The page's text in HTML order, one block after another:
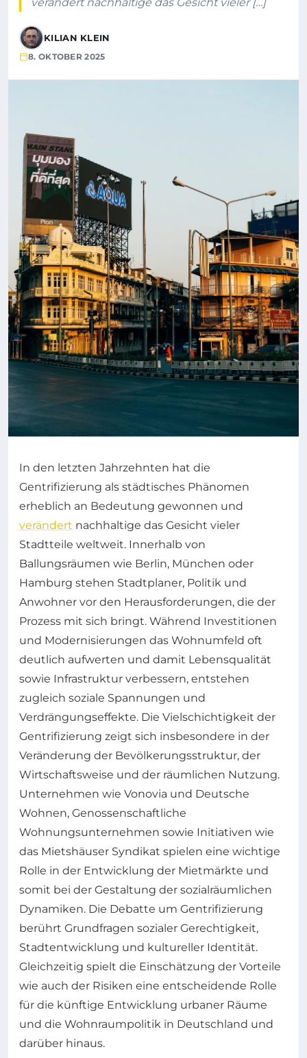
KILIAN KLEIN
8. OKTOBER 2025
In den letzten Jahrzehnten hat die
Gentrifizierung als städtisches Phänomen
erheblich an Bedeutung gewonnen und
verändert nachhaltige das Gesicht vieler
Stadtteile weltweit. Innerhalb von
Ballungsräumen wie Berlin, München oder
Hamburg stehen Stadtplaner, Politik und
Anwohner vor den Herausforderungen, die der
Prozess mit sich bringt. Während Investitionen
und Modernisierungen das Wohnumfeld oft
deutlich aufwerten und damit Lebensqualität
sowie Infrastruktur verbessern, entstehen
zugleich soziale Spannungen und
Verdrängungseffekte. Die Vielschichtigkeit der
Gentrifizierung zeigt sich insbesondere in der
Veränderung der Bevölkerungsstruktur, der
Wirtschaftsweise und der räumlichen Nutzung.
Unternehmen wie Vonovia und Deutsche
Wohnen, Genossenschaftliche
Wohnungsunternehmen sowie Initiativen wie
das Mietshäuser Syndikat spielen eine wichtige
Rolle in der Entwicklung der Mietmärkte und
somit bei der Gestaltung der sozialräumlichen
Dynamiken. Die Debatte um Gentrifizierung
berührt Grundfragen sozialer Gerechtigkeit,
Stadtentwicklung und kultureller Identität.
Gleichzeitig spielt die Einschätzung der Vorteile
wie auch der Risiken eine entscheidende Rolle
für die künftige Entwicklung urbaner Räume
und die Wohnraumpolitik in Deutschland und
darüber hinaus.